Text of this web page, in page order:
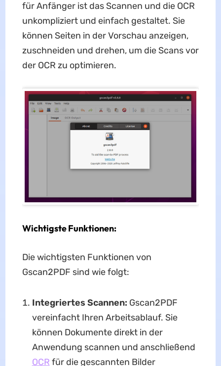
für Anfänger ist das Scannen und die OCR
unkompliziert und einfach gestaltet. Sie
können Seiten in der Vorschau anzeigen,
zuschneiden und drehen, um die Scans vor
der OCR zu optimieren.
Wichtigste Funktionen:
Die wichtigsten Funktionen von
Gscan2PDF sind wie folgt:
Integriertes Scannen: Gscan2PDF
vereinfacht Ihren Arbeitsablauf. Sie
können Dokumente direkt in der
Anwendung scannen und anschließend
OCR für die gescannten Bilder